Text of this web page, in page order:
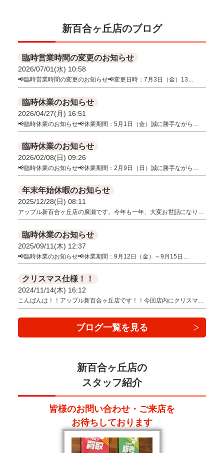
新百合ヶ丘店のブログ
臨時営業時間の変更のお知らせ
2026/07/01(水) 10:58
📢臨時営業時間の変更のお知らせ📢変更日時：7月3日（金）13…
臨時休業のお知らせ
2026/04/27(月) 16:51
📢臨時休業のお知らせ📢休業期間：5月1日（金）誠に勝手ながら…
臨時休業のお知らせ
2026/02/08(日) 09:26
📢臨時休業のお知らせ📢休業期間：2月9日（日）誠に勝手ながら…
年末年始休暇のお知らせ
2025/12/28(日) 08:11
アップル新百合ヶ丘店の廣瀬です。今年も一年、大変お世話になり…
臨時休業のお知らせ
2025/09/11(木) 12:37
📢臨時休業のお知らせ📢休業期間：9月12日（金）～9月15日…
クリスマス仕様！！
2024/11/14(木) 16:12
こんばんは！！アップル新百合ヶ丘店です！！今回店内にクリスマ…
ブログ一覧を見る
新百合ヶ丘店の
スタッフ紹介
皆様のお問い合わせ・ご来店を
お待ちしております